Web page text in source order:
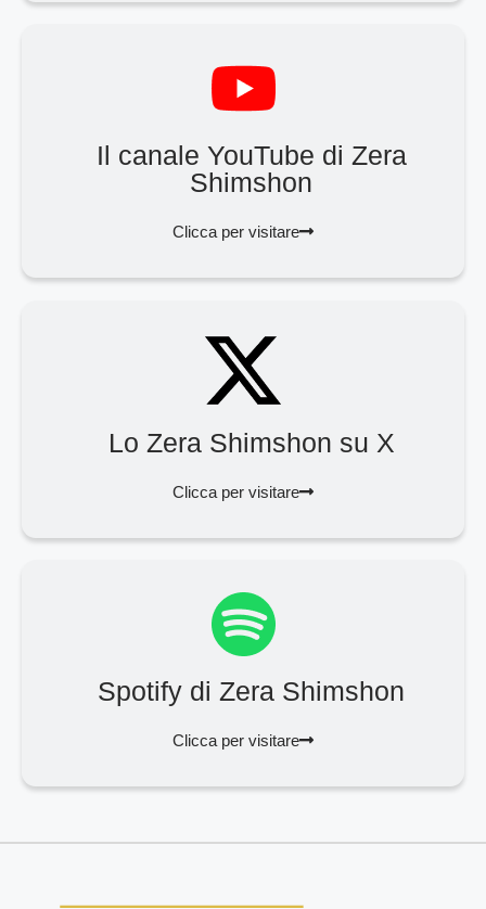
Il canale YouTube di Zera
Shimshon
Clicca per visitare
Lo Zera Shimshon su X
Clicca per visitare
Spotify di Zera Shimshon
Clicca per visitare